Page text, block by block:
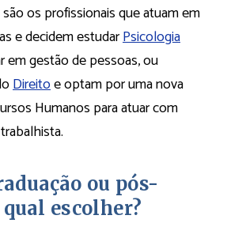
os profissionais que atuam em
e decidem estudarPsicologia
em gestão de pessoas, ou
Direitoe optam por uma nova
Humanos para atuar com
ou pós-
escolher?